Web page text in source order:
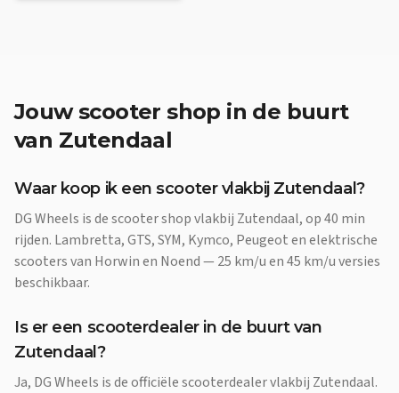
Jouwscooter shop in de buurt
van Zutendaal
Waar koop ik een scooter vlakbij Zutendaal?
DG Wheels is de scooter shop vlakbij Zutendaal, op 40 min
rijden. Lambretta, GTS, SYM, Kymco, Peugeot en elektrische
scooters van Horwin en Noend — 25 km/u en 45 km/u versies
beschikbaar.
Is er een scooterdealer in de buurt van
Zutendaal?
Ja, DG Wheels is de officiële scooterdealer vlakbij Zutendaal.